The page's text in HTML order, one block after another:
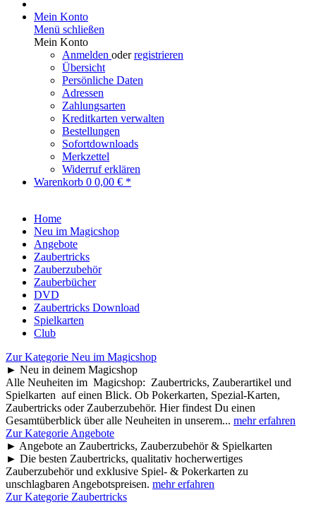
Mein Konto
Menü schließen
Mein Konto
Anmelden oderregistrieren
Übersicht
Persönliche Daten
Adressen
Zahlungsarten
Kreditkarten verwalten
Bestellungen
Sofortdownloads
Merkzettel
Widerruf erklären
Warenkorb 0 0,00 € *
Home
Neu im Magicshop
Angebote
Zaubertricks
Zauberzubehör
Zauberbücher
DVD
Zaubertricks Download
Spielkarten
Club
Zur Kategorie Neu im Magicshop
► Neu in deinem Magicshop
Alle Neuheiten im Magicshop: Zaubertricks, Zauberartikel und
Spielkarten auf einen Blick. Ob Pokerkarten, Spezial-Karten,
Zaubertricks oder Zauberzubehör. Hier findest Du einen
Gesamtüberblick über alle Neuheiten in unserem... mehr erfahren
Zur Kategorie Angebote
► Angebote an Zaubertricks, Zauberzubehör & Spielkarten
► Die besten Zaubertricks, qualitativ hocherwertiges
Zauberzubehör und exklusive Spiel- & Pokerkarten zu
unschlagbaren Angebotspreisen. mehr erfahren
Zur Kategorie Zaubertricks